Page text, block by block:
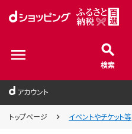
検索
アカウント
トップページ イベントやチケット等